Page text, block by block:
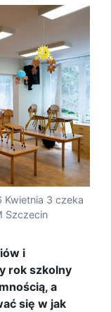
Kwietnia 3 czeka
Szczecin
i
rok szkolny
a
się w jak